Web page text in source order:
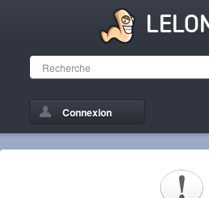
Connexion